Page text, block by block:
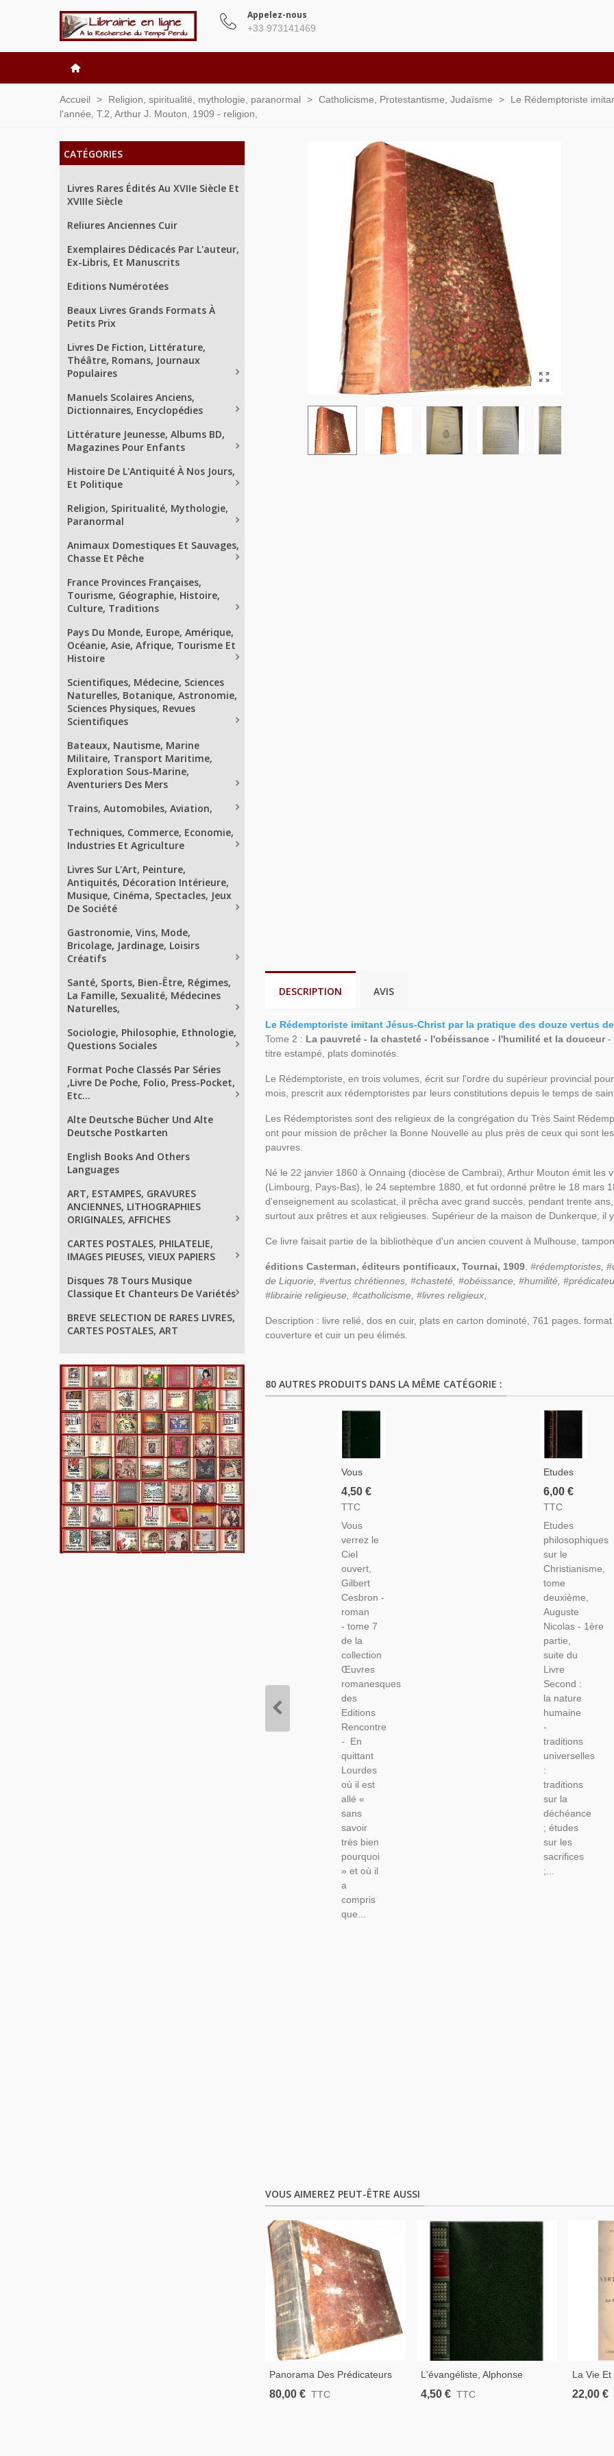
Appelez-nous
+33 973141469
Accueil > Religion, spiritualité, mythologie, paranormal > Catholicisme, Protestantisme, Judaïsme >
Le Rédemptoriste
l'année, T.2, Arthur J. Mouton, 1909 - religion,
CATÉGORIES
Livres Rares Édités Au XVIIe Siècle Et
XVIIIe Siècle
Reliures Anciennes Cuir
Exemplaires Dédicacés Par L'auteur,
Ex-Libris, Et Manuscrits
Editions Numérotées
Beaux Livres Grands Formats À
Petits Prix
Livres De Fiction, Littérature,
Théâtre, Romans, Journaux
Populaires
Manuels Scolaires Anciens,
Dictionnaires, Encyclopédies
Littérature Jeunesse, Albums BD,
Magazines Pour Enfants
Histoire De L'Antiquité À Nos Jours,
Et Politique
Religion, Spiritualité, Mythologie,
Paranormal
Animaux Domestiques Et Sauvages,
Chasse Et Pêche
France Provinces Françaises,
Tourisme, Géographie, Histoire,
Culture, Traditions
Pays Du Monde, Europe, Amérique,
Océanie, Asie, Afrique, Tourisme Et
Histoire
Scientifiques, Médecine, Sciences
Naturelles, Botanique, Astronomie,
Sciences Physiques, Revues
Scientifiques
Bateaux, Nautisme, Marine
Militaire, Transport Maritime,
Exploration Sous-Marine,
Aventuriers Des Mers
Trains, Automobiles, Aviation,
Techniques, Commerce, Economie,
Industries Et Agriculture
Livres Sur L'Art, Peinture,
Antiquités, Décoration Intérieure,
Musique, Cinéma, Spectacles, Jeux
De Société
Gastronomie, Vins, Mode,
Bricolage, Jardinage, Loisirs
Créatifs
Santé, Sports, Bien-Être, Régimes,
La Famille, Sexualité, Médecines
Naturelles,
Sociologie, Philosophie, Ethnologie,
Questions Sociales
Format Poche Classés Par Séries
,Livre De Poche, Folio, Press-Pocket,
Etc...
Alte Deutsche Bücher Und Alte
Deutsche Postkarten
English Books And Others
Languages
ART, ESTAMPES, GRAVURES
ANCIENNES, LITHOGRAPHIES
ORIGINALES, AFFICHES
CARTES POSTALES, PHILATELIE,
IMAGES PIEUSES, VIEUX PAPIERS
Disques 78 Tours Musique
Classique Et Chanteurs De Variétés
BREVE SELECTION DE RARES LIVRES,
CARTES POSTALES, ART
DESCRIPTION AVIS
Le Rédemptoriste imitant Jésus-Christ par la pratique des douze vertus
Tome 2 : La pauvreté - la chasteté - l'obéissance - l'humilité et la douceur-
titre estampé, plats dominotés.
Le Rédemptoriste, en trois volumes, écrit sur l'ordre du supérieur provincial
mois, prescrit aux rédemptoristes par leurs constitutions depuis le temps de
Les Rédemptoristes sont des religieux de la congrégation du Très Saint
ont pour mission de prêcher la Bonne Nouvelle au plus près de ceux qui sont
pauvres.
Né le 22 janvier 1860 à Onnaing (diocèse de Cambrai), Arthur Mouton émit
(Limbourg, Pays-Bas), le 24 septembre 1880, et fut ordonné prêtre le 18 mars
d'enseignement au scolasticat, il prêcha avec grand succès, pendant trente
surtout aux prêtres et aux religieuses. Supérieur de la maison de Dunkerque, il
Ce livre faisait partie de la bibliothèque d'un ancien couvent à Mulhouse,
éditions Casterman, éditeurs pontificaux, Tournai, 1909. #rédemptoristes,
de Liquorie, #vertus chrétiennes, #chasteté, #obéissance, #humilité,
#librairie religieuse, #catholicisme, #livres religieux,
Description : livre relié, dos en cuir, plats en carton dominoté, 761 pages.
couverture et cuir un peu élimés.
80 AUTRES PRODUITS DANS LA MÊME CATÉGORIE :
Vous
Verrez
Le Ciel
Oeuvres
Romanesques
T7,
Gilbert
Cesbron
- Village
Englouti,
Faux
Miracle,
Éditions
Rencontre
4,50 €
TTC
Vous
verrez le
Ciel
ouvert,
Gilbert
Cesbron -
roman
- tome 7
de la
collection
Œuvres
romanesques
des
Editions
Rencontre
- En
quittant
Lourdes
où il est
allé «
sans
savoir
très bien
pourquoi
» et où il
a
compris
que...
Etudes
Philosophiques
Sur Le
T2,
Auguste
Nicolas,
1852 -
Philosophes,
Âmes Du
Purgatoire,
Immortalité,,
6,00 €
TTC
Etudes
philosophiques
sur le
Christianisme,
tome
deuxième,
Auguste
Nicolas - 1ère
partie,
suite du
Livre
Second :
la nature
humaine
-
traditions
universelles
:
traditions
sur la
déchéance
; études
sur les
sacrifices
;...
VOUS AIMEREZ PEUT-ÊTRE AUSSI
Panorama Des Prédicateurs
Ou Répertoire Pour
80,00 € TTC
L'évangéliste, Alphonse
Daudet, 1966 - Critique
4,50 € TTC
La Vie
22,00 €